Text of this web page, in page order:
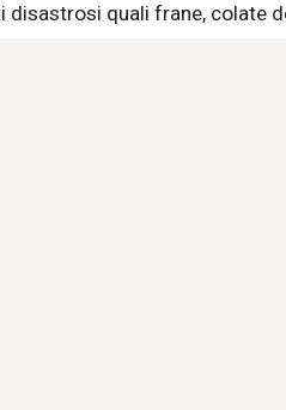
disastrosi quali frane, colate